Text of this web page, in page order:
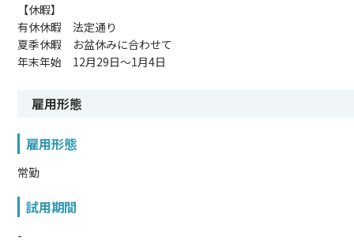
【休暇】
有休休暇 法定通り
夏季休暇 お盆休みに合わせて
年末年始 12月29日～1月4日
雇用形態
雇用形態
常勤
試用期間
-